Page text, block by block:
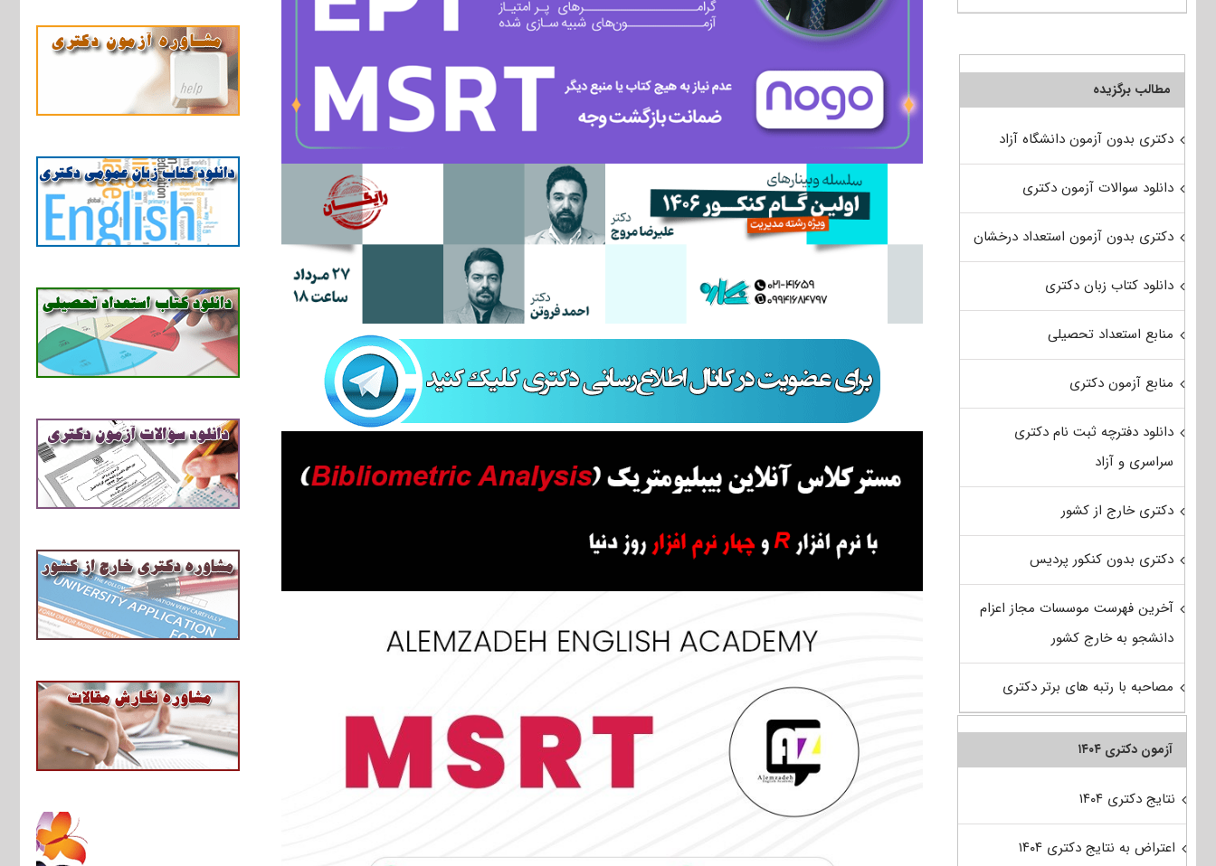
مطالب برگزیده
دکتری بدون آزمون دانشگاه آزاد
دانلود سوالات آزمون دکتری
دکتری بدون آزمون استعداد درخشان
دانلود کتاب زبان دکتری
منابع استعداد تحصیلی
منابع آزمون دکتری
دانلود دفترچه ثبت نام دکتری
سراسری و آزاد
دکتری خارج از کشور
دکتری بدون کنکور پردیس
آخرین فهرست موسسات مجاز اعزام
دانشجو به خارج کشور
مصاحبه با رتبه های برتر دکتری
آزمون دکتری ۱۴۰۴
نتایج دکتری ۱۴۰۴
اعتراض به نتایج دکتری ۱۴۰۴